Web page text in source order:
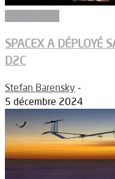
SPACEX A DÉPLOYÉ
D2C
Stefan Barensky -
5 décembre 2024